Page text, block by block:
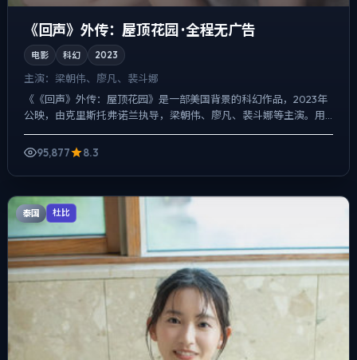
《回声》外传：屋顶花园 · 全程无广告
电影 科幻 2023
主演： 梁朝伟、廖凡、裴斗娜
《《回声》外传：屋顶花园》是一部美国背景的科幻作品，2023年
公映，由克里斯托弗·诺兰执导，梁朝伟、廖凡、裴斗娜等主演。用
95,877
8.3
泰国 杜比